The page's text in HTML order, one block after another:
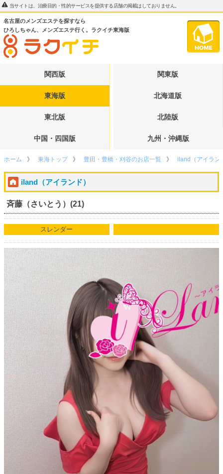
当サイトは、治療目的・性的サービスを提供する店舗の掲載はしておりません。
名古屋のメンズエステを探すなら
ひろしちゃん、メンズエステ行く。ラクイチ東海版
関西版 関東版
東海版 北海道版
東北版 北陸版
中国・四国版 九州・沖縄版
ホーム 東海トップ 豊田・豊橋・刈谷のお店一覧 iland（アイラン
iland（アイランド）
斉藤（さいとう）(21)
スレンダー